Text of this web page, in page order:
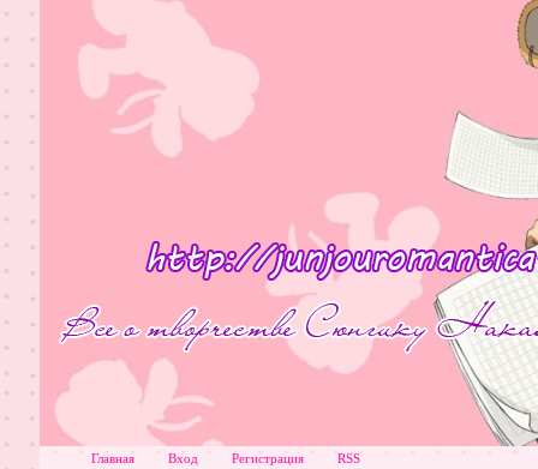
Главная Вход Регистрация RSS